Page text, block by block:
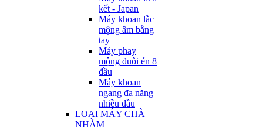
kết - Japan
Máy khoan lắc
mộng âm bằng
tay
Máy phay
mộng đuôi én 8
đầu
Máy khoan
ngang đa năng
nhiều đầu
LOẠI MÁY CHÀ
NHÁM